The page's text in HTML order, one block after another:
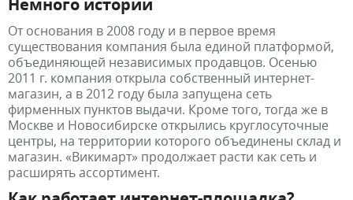
Немного истории
От основания в 2008 году и в первое время
существования компания была единой платформой,
объединяющей независимых продавцов. Осенью
2011 г. компания открыла собственный интернет-
магазин, а в 2012 году была запущена сеть
фирменных пунктов выдачи. Кроме того, тогда же в
Москве и Новосибирске открылись круглосуточные
центры, на территории которого объединены склад и
магазин. «Викимарт» продолжает расти как сеть и
расширять ассортимент.